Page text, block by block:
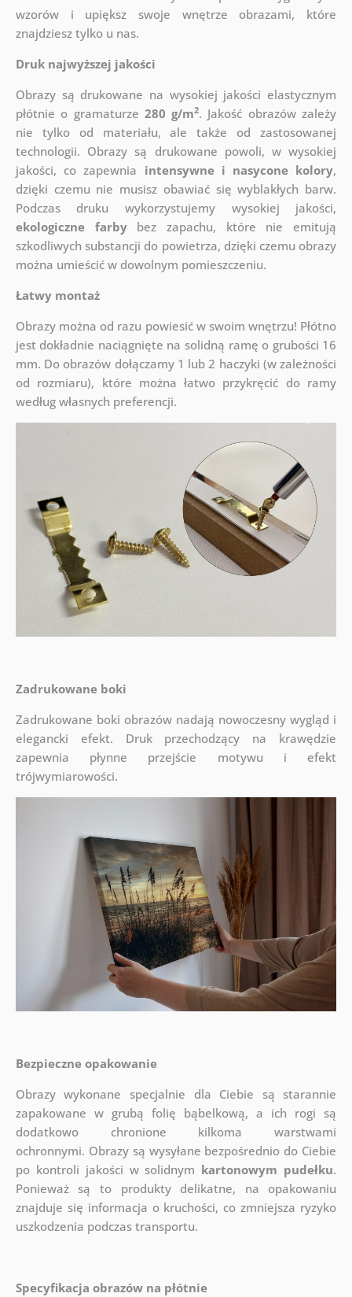
wzorów i upiększ swoje wnętrze obrazami, które
znajdziesz tylko u nas.
Druk najwyższej jakości
Obrazy są drukowane na wysokiej jakości elastycznym
płótnie o gramaturze 280 g/m2. Jakość obrazów zależy
nie tylko od materiału, ale także od zastosowanej
technologii. Obrazy są drukowane powoli, w wysokiej
jakości, co zapewnia intensywne i nasycone kolory,
dzięki czemu nie musisz obawiać się wyblakłych barw.
Podczas druku wykorzystujemy wysokiej jakości,
ekologiczne farbybez zapachu, które nie emitują
szkodliwych substancji do powietrza, dzięki czemu obrazy
można umieścić w dowolnym pomieszczeniu.
Łatwy montaż
Obrazy można od razu powiesić w swoim wnętrzu! Płótno
jest dokładnie naciągnięte na solidną ramę o grubości 16
mm. Do obrazów dołączamy 1 lub 2 haczyki (w zależności
od rozmiaru), które można łatwo przykręcić do ramy
według własnych preferencji.
Zadrukowane boki
Zadrukowane boki obrazów nadają nowoczesny wygląd i
elegancki efekt. Druk przechodzący na krawędzie
zapewnia płynne przejście motywu i efekt
trójwymiarowości.
Bezpieczne opakowanie
Obrazy wykonane specjalnie dla Ciebie są starannie
zapakowane w grubą folię bąbelkową, a ich rogi są
dodatkowo chronione kilkoma warstwami
ochronnymi. Obrazy są wysyłane bezpośrednio do Ciebie
po kontroli jakości w solidnym kartonowym pudełku.
Ponieważ są to produkty delikatne, na opakowaniu
znajduje się informacja o kruchości, co zmniejsza ryzyko
uszkodzenia podczas transportu.
Specyfikacja obrazów na płótnie